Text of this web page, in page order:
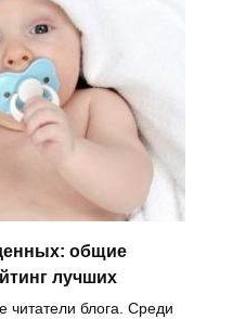
общие
лучших
читатели блога. Среди